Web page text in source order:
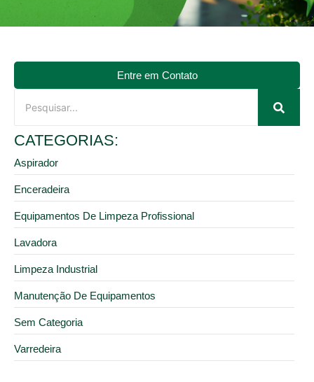
Entre em Contato
CATEGORIAS:
Aspirador
Enceradeira
Equipamentos De Limpeza Profissional
Lavadora
Limpeza Industrial
Manutenção De Equipamentos
Sem Categoria
Varredeira